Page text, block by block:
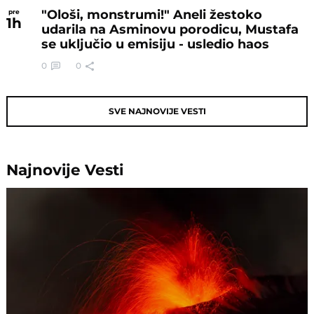
pre
1h
"Ološi, monstrumi!" Aneli žestoko
udarila na Asminovu porodicu, Mustafa
se uključio u emisiju - usledio haos
0 0
SVE NAJNOVIJE VESTI
NajnovijeVesti